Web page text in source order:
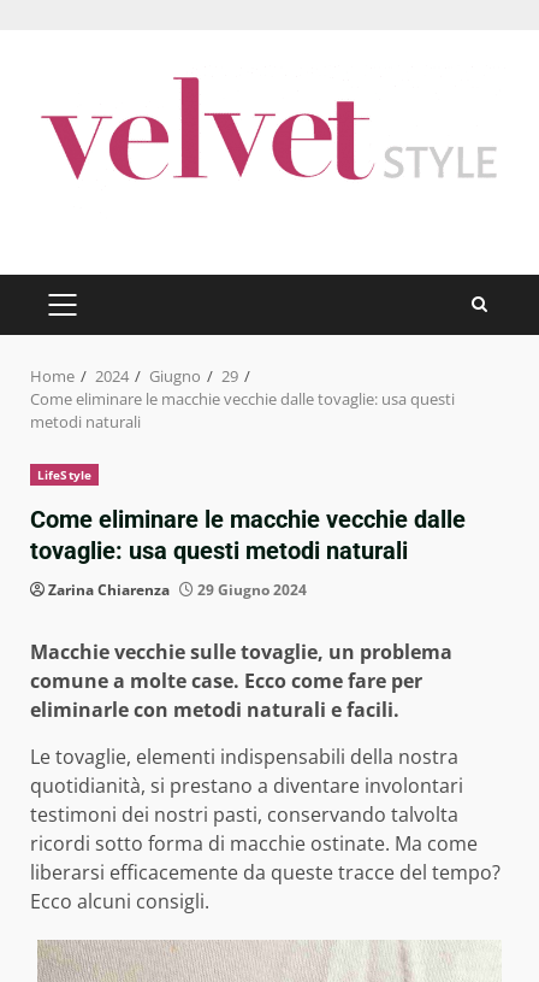
PRIMARY
MENU
Home 2024 Giugno
29
Come eliminare le macchie vecchie dalle tovaglie: usa questi
metodi naturali
LifeStyle
Come eliminare le macchie vecchie dalle
tovaglie: usa questi metodi naturali
Zarina Chiarenza 29 Giugno 2024
Macchie vecchie sulle tovaglie, un problema
comune a molte case. Ecco come fare per
eliminarle con metodi naturali e facili.
Le tovaglie, elementi indispensabili della nostra
quotidianità, si prestano a diventare involontari
testimoni dei nostri pasti, conservando talvolta
ricordi sotto forma di macchie ostinate. Ma come
liberarsi efficacemente da queste tracce del tempo?
Ecco alcuni consigli.